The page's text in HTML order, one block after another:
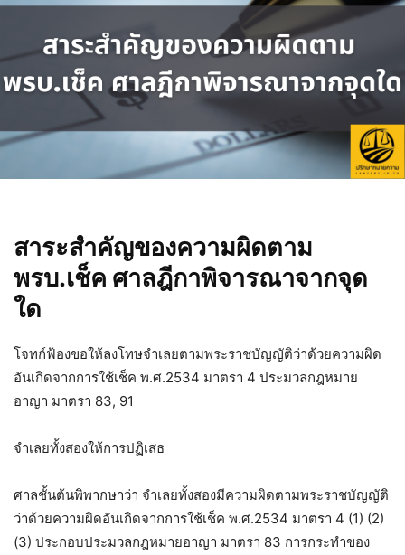
สาระสำคัญของความผิดตาม
พรบ.เช็ค ศาลฎีกาพิจารณาจากจุด
ใด
โจทก์ฟ้องขอให้ลงโทษจำเลยตามพระราชบัญญัติว่าด้วยความผิด
อันเกิดจากการใช้เช็ค พ.ศ.2534 มาตรา 4 ประมวลกฎหมาย
อาญา มาตรา 83, 91
จำเลยทั้งสองให้การปฏิเสธ
ศาลชั้นต้นพิพากษาว่า จำเลยทั้งสองมีความผิดตามพระราชบัญญัติ
ว่าด้วยความผิดอันเกิดจากการใช้เช็ค พ.ศ.2534 มาตรา 4 (1) (2)
(3) ประกอบประมวลกฎหมายอาญา มาตรา 83 การกระทำของ